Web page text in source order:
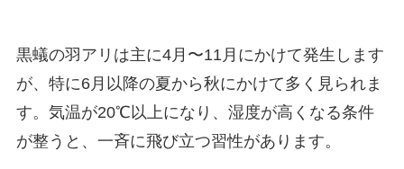
黒蟻の羽アリは主に4月〜11月にかけて発生します
が、特に6月以降の夏から秋にかけて多く見られま
す。気温が20℃以上になり、湿度が高くなる条件
が整うと、一斉に飛び立つ習性があります。